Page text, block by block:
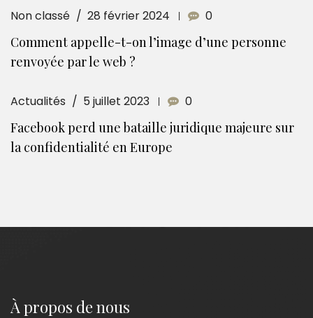
Non classé 28 février 2024 0
Comment appelle-t-on l’image d’une personne
renvoyée par le web ?
Actualités 5 juillet 2023 0
Facebook perd une bataille juridique majeure sur
la confidentialité en Europe
À propos de nous